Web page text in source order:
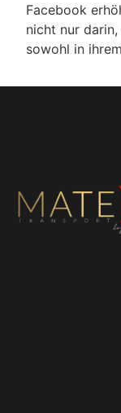
Facebook
nicht nur
sowohl in